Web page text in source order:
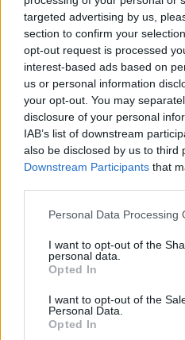
targeted advertising by us,
section to confirm your
opt-out request is processed
interest-based ads based on
us or personal information
your opt-out. You may
disclosure of your personal
IAB’s list of downstream
also be disclosed by us to third
Downstream Participants that
Personal Data Processing
I want to opt-out of the
personal data.
Opted In
I want to opt-out of the
Personal Data.
Opted In
2008 7.1
Utazás a Föld
középpontjába